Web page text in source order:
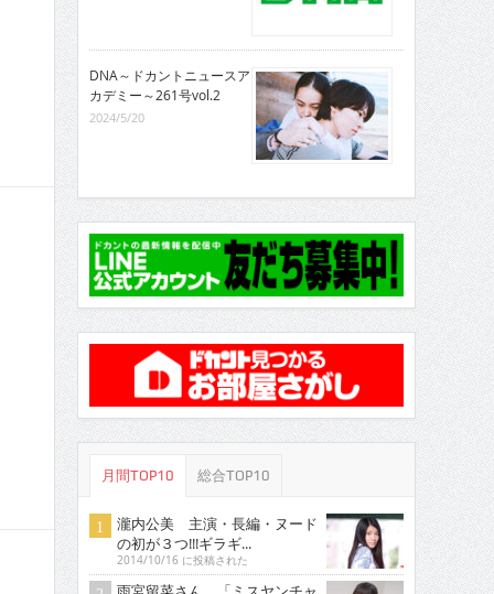
DNA～ドカントニュースア
カデミー～261号vol.2
2024/5/20
月間TOP10 総合TOP10
瀧内公美 主演・長編・ヌード
の初が３つ!!!ギラギ...
2014/10/16 に投稿された